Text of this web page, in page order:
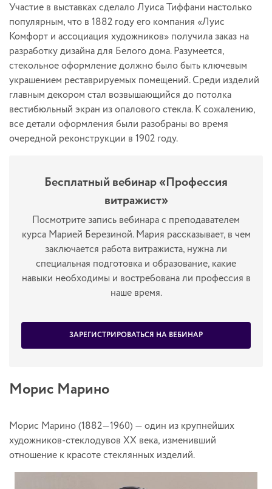
Участие в выставках сделало Луиса Тиффани настолько
популярным, что в 1882 году его компания «Луис
Комфорт и ассоциация художников» получила заказ на
разработку дизайна для Белого дома. Разумеется,
стекольное оформление должно было быть ключевым
украшением реставрируемых помещений. Среди изделий
главным декором стал возвышающийся до потолка
вестибюльный экран из опалового стекла. К сожалению,
все детали оформления были разобраны во время
очередной реконструкции в 1902 году.
Бесплатный вебинар «Профессия
витражист»
Посмотрите запись вебинара с преподавателем
курса Марией Березиной. Мария рассказывает, в чем
заключается работа витражиста, нужна ли
специальная подготовка и образование, какие
навыки необходимы и востребована ли профессия в
наше время.
ЗАРЕГИСТРИРОВАТЬСЯ НА ВЕБИНАР
Морис Марино
Морис Марино (1882—1960) — один из крупнейших
художников-стеклодувов ХХ века, изменивший
отношение к красоте стеклянных изделий.